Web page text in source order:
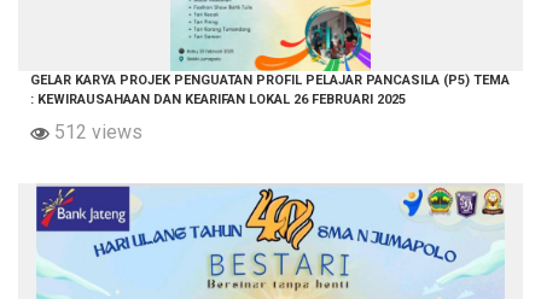
GELAR KARYA PROJEK PENGUATAN PROFIL PELAJAR PANCASILA (P5) TEMA
: KEWIRAUSAHAAN DAN KEARIFAN LOKAL 26 FEBRUARI 2025
512 views